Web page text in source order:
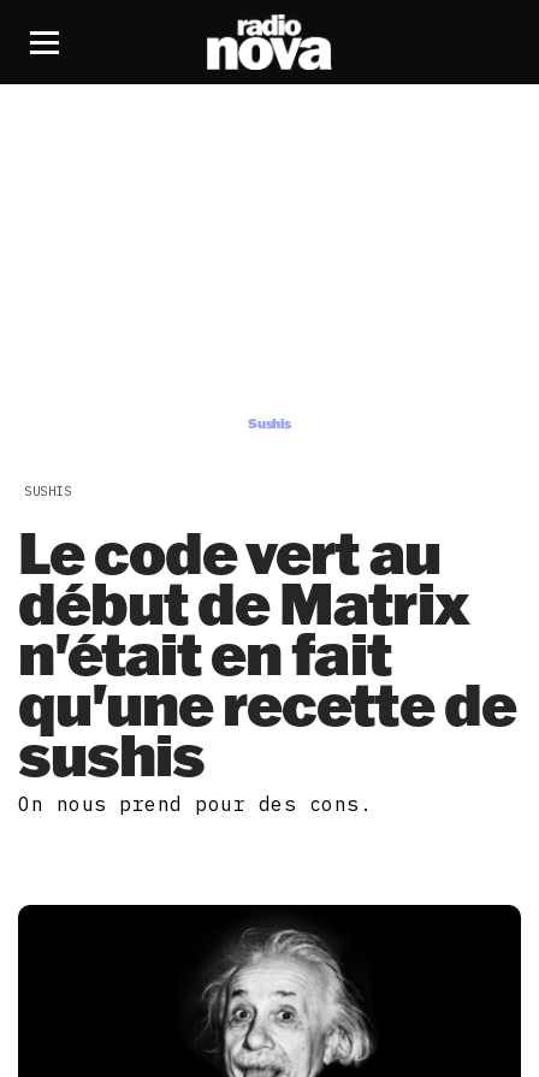
Sushis
SUSHIS
Le code vert au
début de Matrix
n'était en fait
qu'une recette de
sushis
On nous prend pour des cons.